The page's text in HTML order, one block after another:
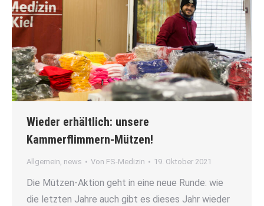
Wieder erhältlich: unsere
Kammerflimmern-Mützen!
Allgemein, news Von FS-Medizin 19. Oktober 2021
Die Mützen-Aktion geht in eine neue Runde: wie
die letzten Jahre auch gibt es dieses Jahr wieder